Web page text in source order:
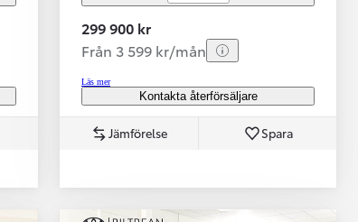
299 900 kr
Från 3 599 kr/mån
Läs mer
Kontakta återförsäljare
Jämförelse Spara